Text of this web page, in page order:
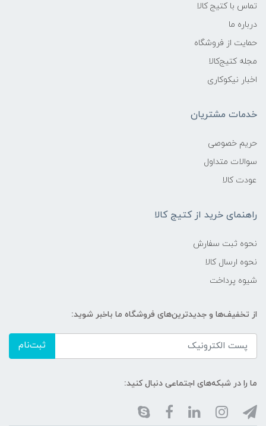
تماس با کتیج کالا
درباره ما
حمایت از فروشگاه
مجله کتیج‌کالا
اخبار نیکوکاری
خدمات مشتریان
حریم خصوصی
سوالات متداول
عودت کالا
راهنمای خرید از کتیج کالا
نحوه ثبت سفارش
نحوه ارسال کالا
شیوه پرداخت
از تخفیف‌ها و جدیدترین‌های فروشگاه ما باخبر شوید:
ثبت‌نام
ما را در شبکه‌های اجتماعی دنبال کنید: